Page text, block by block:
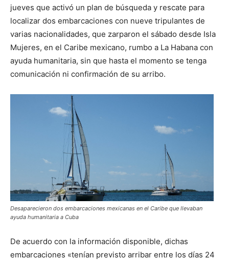
jueves que activó un plan de búsqueda y rescate para
localizar dos embarcaciones con nueve tripulantes de
varias nacionalidades, que zarparon el sábado desde Isla
Mujeres, en el Caribe mexicano, rumbo a La Habana con
ayuda humanitaria, sin que hasta el momento se tenga
comunicación ni confirmación de su arribo.
Desaparecieron dos embarcaciones mexicanas en el Caribe que llevaban
ayuda humanitaria a Cuba
De acuerdo con la información disponible, dichas
embarcaciones «tenían previsto arribar entre los días 24